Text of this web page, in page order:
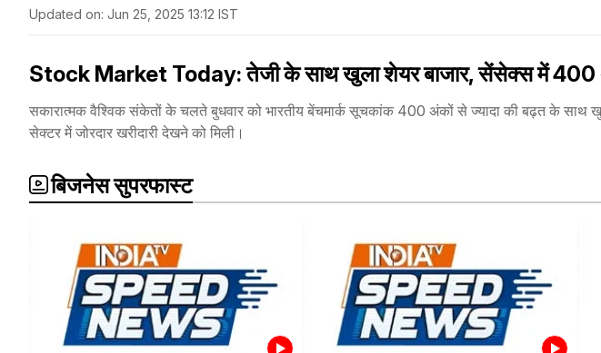
Updated on: Jun 25, 2025 13:12 IST
Stock Market Today: तेजी के साथ खुला शेयर बाजार, सेंसेक्स में 400
सकारात्मक वैश्विक संकेतों के चलते बुधवार को भारतीय बेंचमार्क सूचकांक 400 अंकों से ज्यादा की बढ़त के साथ
सेक्टर में जोरदार खरीदारी देखने को मिली।
बिजनेस सुपरफास्ट